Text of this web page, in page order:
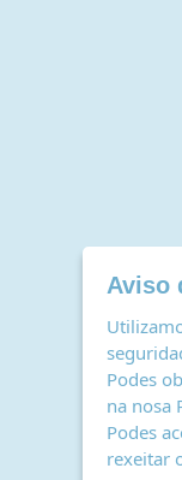
Aviso
Podes
na nosa
Podes
rexeitar